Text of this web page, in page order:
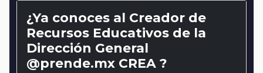
¿Ya conoces al Creador de
Recursos Educativos de la
Dirección General
@prende.mx CREA ?